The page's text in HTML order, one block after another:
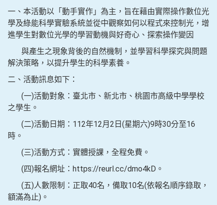
一、本活動以「動手實作」為主，旨在藉由實際操作數位光
學及綠能科學實驗系統並從中觀察如何以程式來控制光，增
進學生對數位光學的學習動機與好奇心、探索操作變因
與產生之現象背後的自然機制，並學習科學探究與問題
解決策略，以提升學生的科學素養。
二、活動訊息如下：
(一)活動對象：臺北市、新北市、桃園市高級中學學校
之學生。
(二)活動日期：112年12月2日(星期六)9時30分至16
時。
(三)活動方式：實體授課，全程免費。
(四)報名網址：https://reurl.cc/dmo4kD。
(五)人數限制：正取40名，備取10名(依報名順序錄取，
額滿為止)。